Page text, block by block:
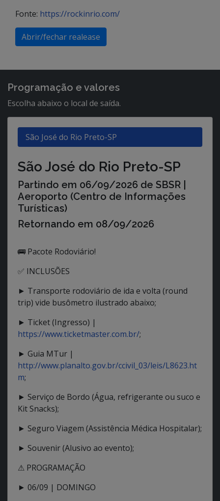
Fonte: https://rockinrio.com/
Abrir/fechar realease
Programação e valores
Escolha abaixo o local de saída.
São José do Rio Preto-SP
São José do Rio Preto-SP
Partindo em 06/09/2026 de SBSR |
Aeroporto (Centro de Informações
Turísticas)
Retornando em 08/09/2026
🚌 Pacote Rodoviário!
✅ INCLUSÕES
► Transporte rodoviário de ida e volta (round
trip) vide busômetro ilustrado abaixo;
► Ticket (Ingresso) |
https://www.ticketmaster.com.br/;
► Guia MTur |
http://www.planalto.gov.br/ccivil_03/leis/L8623.ht
m;
► Serviço de Bordo (Água, refrigerante ou suco e
Kit Snacks);
► Seguro Viagem (Assistência Médica Hospitalar);
► Souvenir (Alusivo ao evento);
⚠ PROGRAMAÇÃO
► 06/09 | DOMINGO